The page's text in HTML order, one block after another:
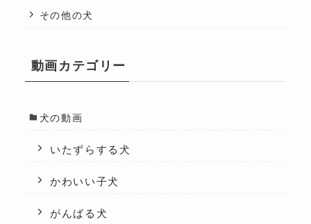
その他の犬
動画カテゴリー
犬の動画
いたずらする犬
かわいい子犬
がんばる犬